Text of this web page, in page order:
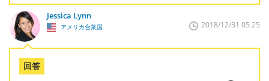
Jessica Lynn
アメリカ合衆国 2018/12/31 05:25
回答